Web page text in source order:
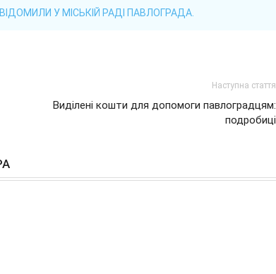
У МІСЬКІЙ РАДІ ПАВЛОГРАДА.
Наступна стаття
Виділені кошти для допомоги павлоградцям:
подробиці